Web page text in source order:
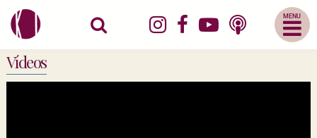
Abrir
Menu
Mobile
Vídeos